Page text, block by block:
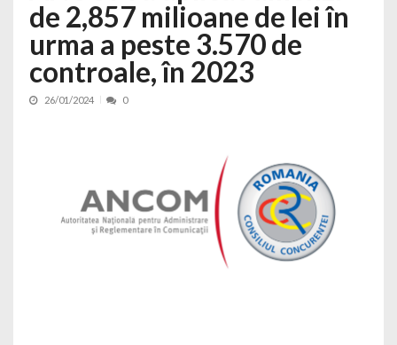
de 2,857 milioane de lei în
urma a peste 3.570 de
controale, în 2023
26/01/2024 0